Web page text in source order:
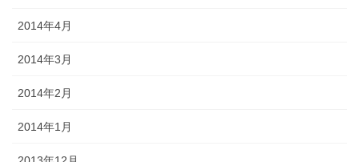
2014年4月
2014年3月
2014年2月
2014年1月